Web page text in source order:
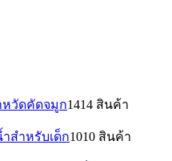
หวัดคัดจมูก1414 สินค้า
สำหรับเด็ก1010 สินค้า